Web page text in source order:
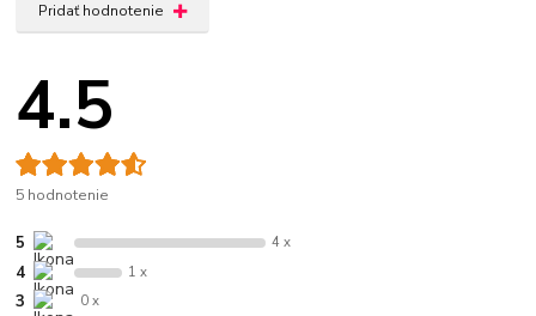
Pridať hodnotenie
4.5
5 hodnotenie
5 4 x
4 1 x
3 0 x